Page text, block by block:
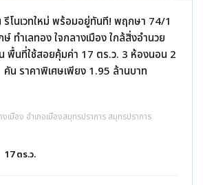
รีโนเวทใหม่ พร้อมอยู่ทันที! พฤกษา 74/1
ทำเลทอง ใจกลางเมือง ใกล้สิ่งอำนวย
พื้นที่ใช้สอยคุ้มค่า 17 ตร.ว. 3 ห้องนอน 2
น ราคาพิเศษเพียง 1.95 ล้านบาท
เมือง อำเภอเมืองสมุทรปราการ สมุทรปราการ
17 ตร.ว.